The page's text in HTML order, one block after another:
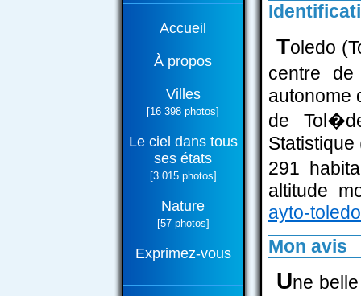
Accueil
À propos
Villes
[16 398 photos]
Le ciel dans tous
ses états
[3 015 photos]
Nature
[57 photos]
Exprimez-vous
Toledo
centre
autonome
de
Statistique
291
altitude
ayto-
Mon avis
Une